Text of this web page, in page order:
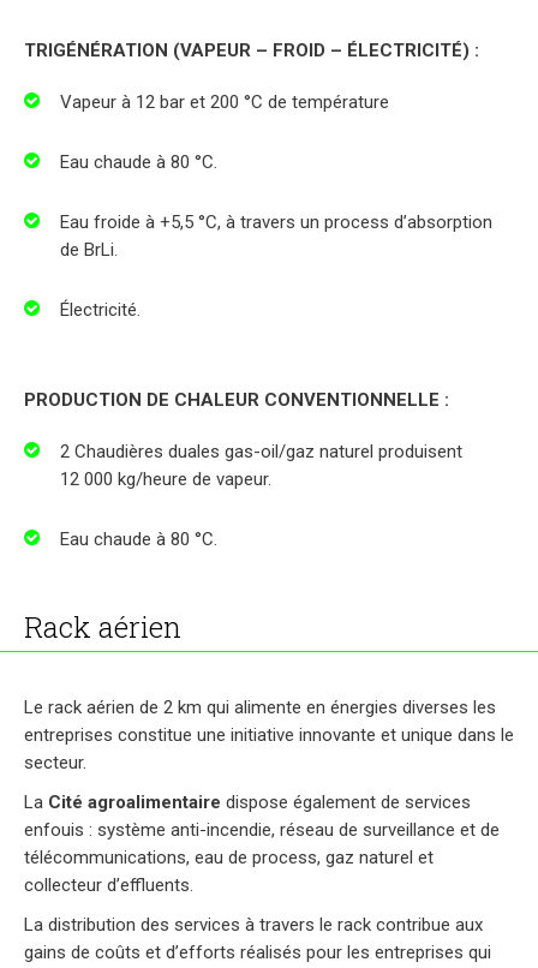
TRIGÉNÉRATION (VAPEUR – FROID – ÉLECTRICITÉ) :
Vapeur à 12 bar et 200 °C de température
Eau chaude à 80 °C.
Eau froide à +5,5 °C, à travers un process d’absorption
de BrLi.
Électricité.
PRODUCTION DE CHALEUR CONVENTIONNELLE :
2 Chaudières duales gas-oil/gaz naturel produisent
12 000 kg/heure de vapeur.
Eau chaude à 80 °C.
Rack aérien
Le rack aérien de 2 km qui alimente en énergies diverses les
entreprises constitue une initiative innovante et unique dans le
secteur.
La Cité agroalimentaire dispose également de services
enfouis : système anti-incendie, réseau de surveillance et de
télécommunications, eau de process, gaz naturel et
collecteur d’effluents.
La distribution des services à travers le rack contribue aux
gains de coûts et d’efforts réalisés pour les entreprises qui